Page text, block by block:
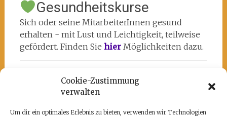
Cookie-Zustimmung
verwalten
Um dir ein optimales Erlebnis zu bieten, verwenden wir Technologien
Gesundheitskurse
Sich oder seine MitarbeiterInnen gesund
erhalten - mit Lust und Leichtigkeit, teilweise
gefördert. Finden Sie hier Möglichkeiten dazu.